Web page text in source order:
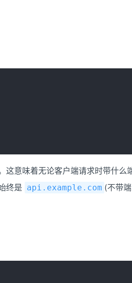
意味着无论客户端请求时带什么
终是 api.example.com (不带